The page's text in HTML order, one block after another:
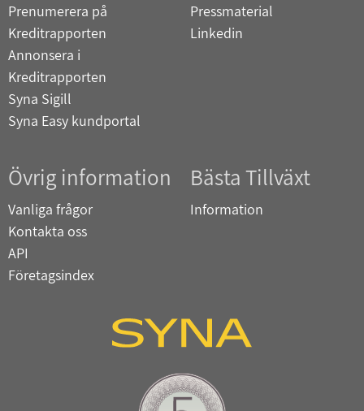
Prenumerera på
Kreditrapporten
Annonsera i
Kreditrapporten
Syna Sigill
Syna Easy kundportal
Pressmaterial
Linkedin
Övrig information
Vanliga frågor
Kontakta oss
API
Företagsindex
Bästa Tillväxt
Information